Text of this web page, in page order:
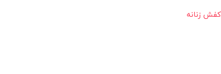
کفش زنانه